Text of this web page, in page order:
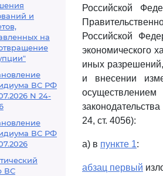
и
на
ВС РФ
N 24-
ВС РФ
ВС
Российской
Российской
экономического
иных
и внесении
24, ст. 4056):
а) в пункте 1:
абзац первый